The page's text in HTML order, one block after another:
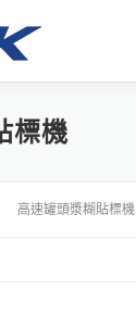
標機
高速罐頭漿糊貼標機